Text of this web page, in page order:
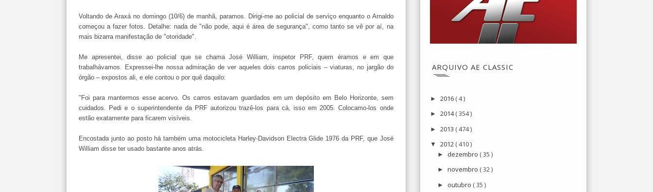
Voltando de Araxá no domingo (10/6) de manhã, paramos. Dirigi-me ao policial de serviço enquanto o Arnaldo
começou a fazer fotos. Detalhe: nada de "não pode, aqui é área de segurança", como tanto se vê por aí, na
mais bizarra manifestação de "otoridade".
Me apresentei, disse ao policial que se chama José William, inspetor PRF, quem éramos e em que
trabalhávamos. Expressei-lhe nossa admiração de ver aqueles dois carros policiais – viaturas, no jargão do
órgão – expostos ali, e ele contou o por quê daquilo:
"Foi para mantermos esse acervo. Os carros estavam guardados em um depósito em Belo Horizonte, sem
cuidados. Pedi e o superintendente da PRF autorizou trazê-los para cá, isso em 2005. Colocamo-los onde
estão exatamente para ficarem visíveis.
Encostada junto ao posto há também uma motocicleta Harley-Davidson Electra Glide 1976 da PRF, que José
William disse ter usado bastante anos atrás.
ARQUIVO AE CLASSIC
► 2016 ( 4 )
► 2014( 354 )
► 2013 ( 474 )
▼ 2012 ( 410 )
► dezembro ( 35 )
►novembro ( 32 )
► outubro ( 35 )